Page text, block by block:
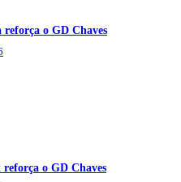
o GD Chaves
o GD Chaves